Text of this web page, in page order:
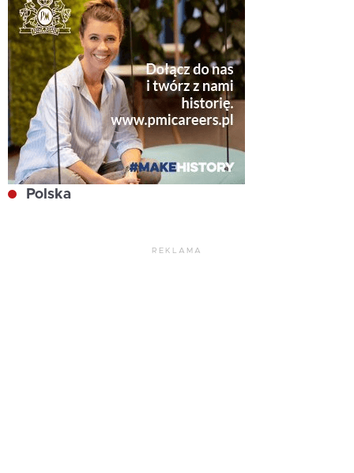
Polska
REKLAMA